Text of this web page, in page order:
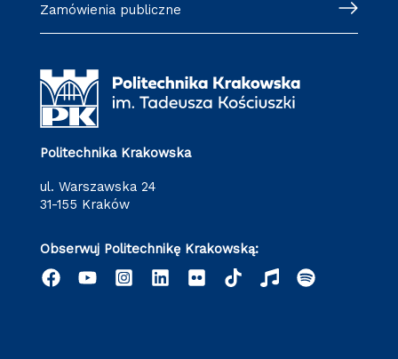
Zamówienia publiczne
Politechnika Krakowska
ul. Warszawska 24
31-155 Kraków
Obserwuj Politechnikę Krakowską: